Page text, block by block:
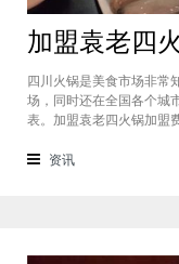
四川火锅是美食市场非常
场，同时还在全国各个城
表。加盟袁老四火锅加盟
城市都有着不一样的加盟
资讯